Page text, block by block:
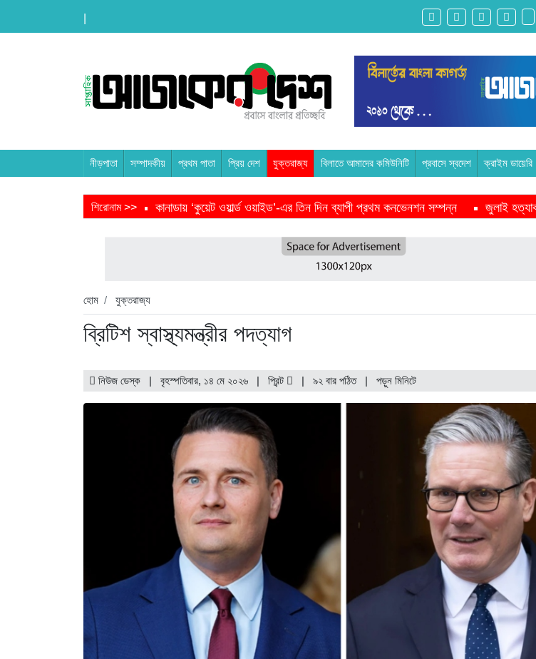
নীড়পাতা সম্পাদকীয় প্রথম পাতা প্রিয় দেশ যুক্তরাজ্য বিলাতে আমাদের কমিউনিটি প্রবাসে স্বদেশ ক্রাইম ডায়েরি
শিরোনাম >> কানাডায় ‘কুয়েট ওয়ার্ল্ড ওয়াইড’-এর তিন দিন ব্যাপী প্রথম কনভেনশন সম্পন্ন
জুলাই
বাংলাদেশে এসে মার্কিন দূতের ভারতের হাইকমিশনারের সঙ্গে বৈঠক অপ্রত্যাশিত- শফিকুর রহমান
রাজনৈতিক লড়াইয়ে
হোম যুক্তরাজ্য
ব্রিটিশ স্বাস্থ্যমন্ত্রীর পদত্যাগ
নিউজ ডেস্ক | বৃহস্পতিবার, ১৪ মে ২০২৬ | প্রিন্ট | ৯২ বার পঠিত | পড়ুন মিনিটে